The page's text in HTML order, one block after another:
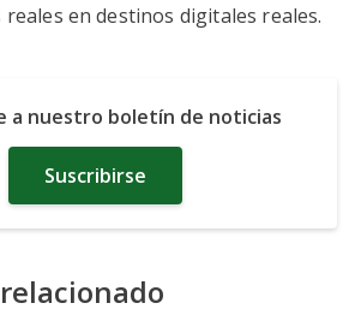
en destinos digitales reales.
a nuestro boletín de noticias
Suscribirse